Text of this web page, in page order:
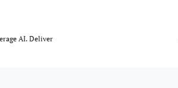
AI. Deliver